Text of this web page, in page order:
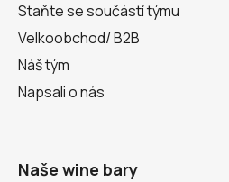
Staňte se součástí týmu
Velkoobchod/ B2B
Náš tým
Napsali o nás
Naše wine bary